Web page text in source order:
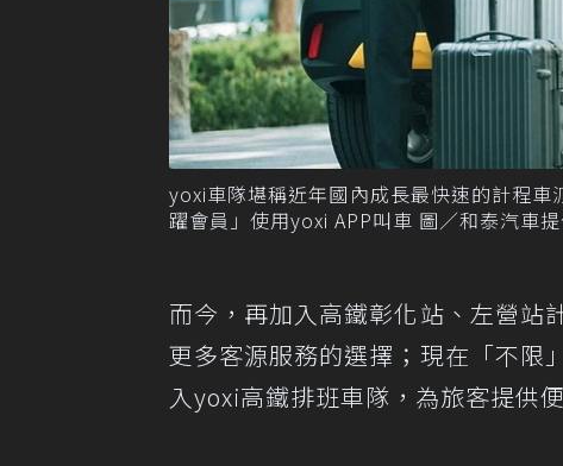
yoxi車隊堪稱近年國內成長最快速的計程
躍會員」使用yoxi APP叫車 圖／和泰汽車
而今，再加入高鐵彰化站、左營站
更多客源服務的選擇；現在「不限
入yoxi高鐵排班車隊，為旅客提供